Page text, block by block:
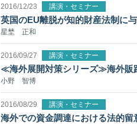
2016/12/23 講演・セミナー
英国のEU離脱が知的財産法制に
星埜 正和
2016/09/27 講演・セミナー
≪海外展開対策シリーズ≫海外販
小野 智博
2016/08/29 講演・セミナー
海外での資金調達における法的留